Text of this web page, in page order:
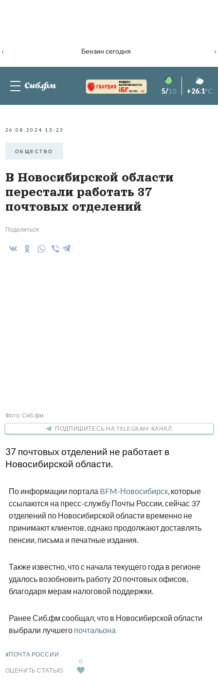
Бензин сегодня
‹ ›
82.76% -1.2 5/10 +26.1°C
26.08.2024 13:23
ОБЩЕСТВО
В Новосибирской области
перестали работать 37
почтовых отделений
Поделиться
Фото: Сиб.фм
ПОДПИШИТЕСЬ НА TELEGRAM-КАНАЛ
37 почтовых отделений не работает в
Новосибирской области.
По информации портала BFM-Новосибирск, которые
ссылаются на пресс-службу Почты России, сейчас 37
отделений по Новосибирской области временно не
принимают клиентов, однако продолжают доставлять
пенсии, письма и печатные издания.
Также известно, что с начала текущего года в регионе
удалось возобновить работу 20 почтовых офисов,
благодаря мерам налоговой поддержки.
Ранее Сиб.фм сообщал, что в Новосибирской области
выбрали лучшего почтальона
#ПОЧТА РОССИИ
ОЦЕНИТЬ СТАТЬЮ
0